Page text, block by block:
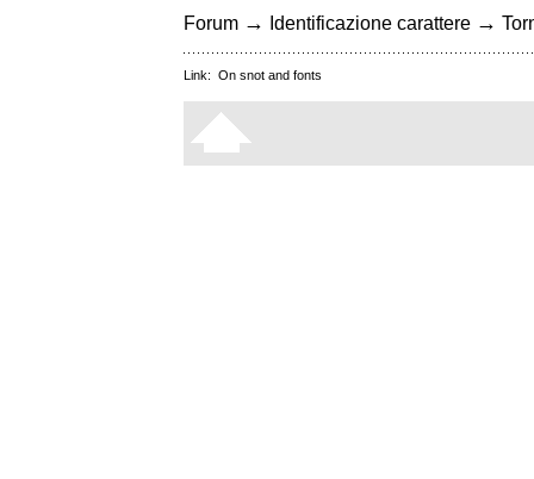
Forum → Identificazione carattere →
Link: On snot and fonts